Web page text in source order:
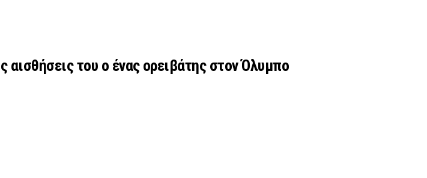
αισθήσεις του ο ένας ορειβάτης στον Όλυμπο